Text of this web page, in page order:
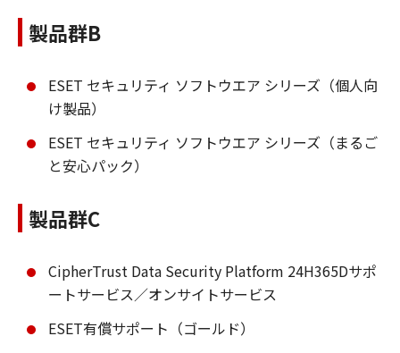
製品群B
ESET セキュリティ ソフトウエア シリーズ（個人向
け製品）
ESET セキュリティ ソフトウエア シリーズ（まるご
と安心パック）
製品群C
CipherTrust Data Security Platform 24H365Dサポ
ートサービス／オンサイトサービス
ESET有償サポート（ゴールド）